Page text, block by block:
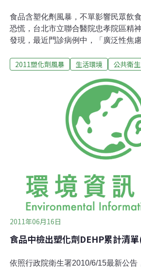
食品含塑化劑風暴，不單影響民眾飲
恐慌，台北市立聯合醫院忠孝院區精
發現，最近門診病例中，「廣泛性焦
眾不敢喝坊間包裝飲料、保健食品，
大申強調，若過度煩惱所吃喝的東西
會傷身，這種焦慮對身心的立即傷害
塑化劑本身，而塑化劑案延燒以來，
媽等女性為多。陳大申建議，患者不
塑化劑相關的新聞報導，就醫服用抗
劑，能緩解焦慮感，有效治療廣泛性
療，如認知行為治療，改善病患某些
種以上，如不能靜止、容易疲累、難
中精神、易怒、肌肉緊張、睡眠障礙
2011塑化劑風暴 生活環境 公共衛生
2011年06月16日
食品中檢出塑化劑DEHP累計清
依照行政院衛生署2010/6/15最新公告